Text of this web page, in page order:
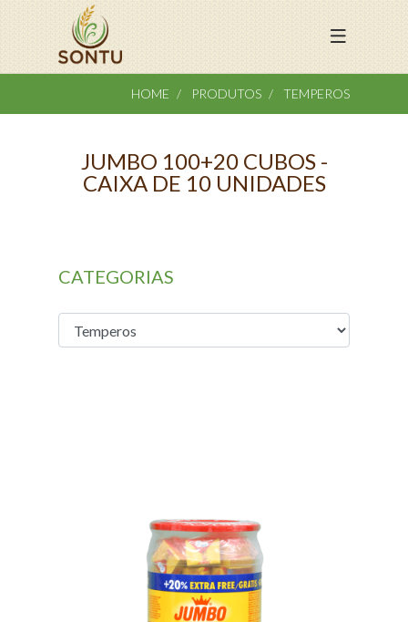
HOME PRODUTOS TEMPEROS
JUMBO 100+20 CUBOS -
CAIXA DE 10 UNIDADES
CATEGORIAS